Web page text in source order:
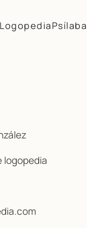
LogopediaPsílaba
logopedia